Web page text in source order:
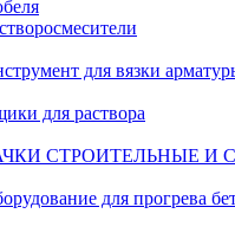
для вязки
для раствора
СТРОИТЕЛЬНЫЕ И
для прогрева